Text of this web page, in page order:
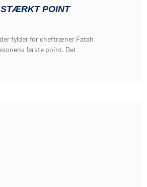
POINT
fylder for cheftræner Fatah
første point. Det